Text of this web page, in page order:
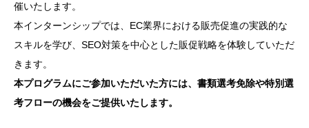
催いたします。
本インターンシップでは、EC業界における販売促進の実践的な
スキルを学び、SEO対策を中心とした販促戦略を体験していただ
きます。
本プログラムにご参加いただいた方には、書類選考免除や特別選
考フローの機会をご提供いたします。